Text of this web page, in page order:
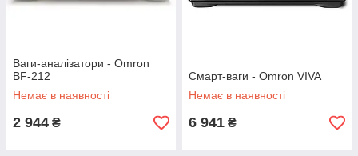
Ваги-аналізатори - Omron
BF-212
Немає в наявності
2 944 ₴
Смарт-ваги - Omron VIVA
Немає в наявності
6 941 ₴